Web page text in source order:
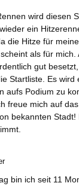
wird diesen
ein
die Hitze für
als für
gut
Startliste . Es
aufs Podium zu
freue mich auf
bekannten
bin ich seit 11